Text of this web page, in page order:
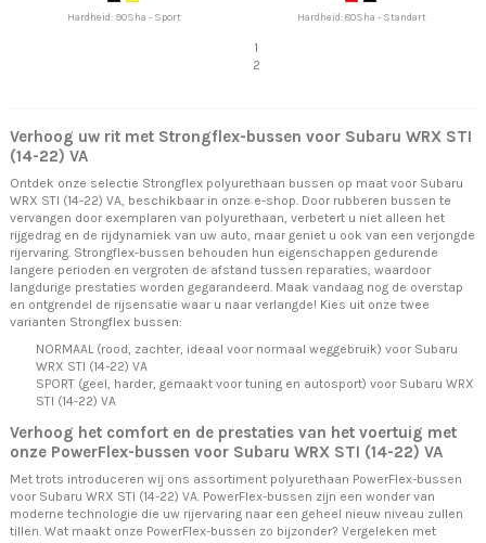
Hardheid: 90Sha - Sport Hardheid: 80Sha - Standart
1
2
Verhoog uw rit met Strongflex-bussen voor Subaru WRX STI
(14-22) VA
Ontdek onze selectie Strongflex polyurethaan bussen op maat voor Subaru
WRX STI (14-22) VA, beschikbaar in onze e-shop. Door rubberen bussen te
vervangen door exemplaren van polyurethaan, verbetert u niet alleen het
rijgedrag en de rijdynamiek van uw auto, maar geniet u ook van een verjongde
rijervaring. Strongflex-bussen behouden hun eigenschappen gedurende
langere perioden en vergroten de afstand tussen reparaties, waardoor
langdurige prestaties worden gegarandeerd. Maak vandaag nog de overstap
en ontgrendel de rijsensatie waar u naar verlangde! Kies uit onze twee
varianten Strongflex bussen:
NORMAAL (rood, zachter, ideaal voor normaal weggebruik) voor Subaru
WRX STI (14-22) VA
SPORT (geel, harder, gemaakt voor tuning en autosport) voor Subaru WRX
STI (14-22) VA
Verhoog het comfort en de prestaties van het voertuig met
onze PowerFlex-bussen voor Subaru WRX STI (14-22) VA
Met trots introduceren wij ons assortiment polyurethaan PowerFlex-bussen
voor Subaru WRX STI (14-22) VA. PowerFlex-bussen zijn een wonder van
moderne technologie die uw rijervaring naar een geheel nieuw niveau zullen
tillen. Wat maakt onze PowerFlex-bussen zo bijzonder? Vergeleken met